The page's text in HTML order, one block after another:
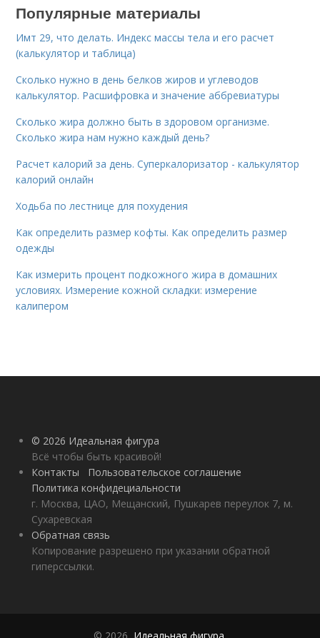
Популярные материалы
Имт 29, что делать. Индекс массы тела и его расчет
(калькулятор и таблица)
Сколько нужно в день белков жиров и углеводов
калькулятор. Расшифровка и значение аббревиатуры
Сколько жира должно быть в здоровом организме.
Сколько жира нам нужно каждый день?
Расчет калорий за день. Суперкалоризатор - калькулятор
калорий онлайн
Ходьба по лестнице для похудения
Как определить размер кофты. Как определить размер
одежды
Как измерить процент подкожного жира в домашних
условиях. Измерение кожной складки: измерение
калипером
© 2026 Идеальная фигура
Всё чтобы быть красивой!
Контакты
Пользовательское соглашение
Политика конфидециальности
г. Москва, ЦАО, Мещанский, Пушкарев переулок 7, м.
Сухаревская
Обратная связь
Копирование разрешено при указании обратной
гиперссылки.